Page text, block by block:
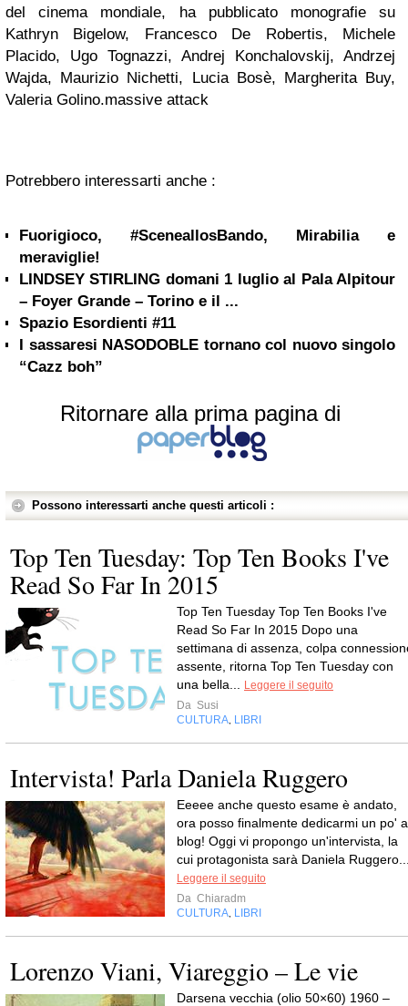
del cinema mondiale, ha pubblicato monografie su
Kathryn Bigelow, Francesco De Robertis, Michele
Placido, Ugo Tognazzi, Andrej Konchalovskij, Andrzej
Wajda, Maurizio Nichetti, Lucia Bosè, Margherita Buy,
Valeria Golino.massive attack
Potrebbero interessarti anche :
Fuorigioco, #SceneallosBando, Mirabilia e
meraviglie!
LINDSEY STIRLING domani 1 luglio al Pala Alpitour
– Foyer Grande – Torino e il ...
Spazio Esordienti #11
I sassaresi NASODOBLE tornano col nuovo singolo
“Cazz boh”
Ritornare alla prima pagina di
Possono interessarti anche questi articoli :
Top Ten Tuesday: Top Ten Books I've
Read So Far In 2015
Top Ten Tuesday Top Ten Books I've
Read So Far In 2015 Dopo una
settimana di assenza, colpa
assente, ritorna Top Ten Tuesday con
una bella...
Leggere il seguito
Da Susi
CULTURA LIBRI
Intervista! Parla Daniela Ruggero
Eeeee anche questo esame è andato,
ora posso finalmente dedicarmi un po'
blog! Oggi vi propongo un'intervista, la
cui protagonista sarà Daniela
Leggere il seguito
Da Chiaradm
CULTURA LIBRI
Lorenzo Viani, Viareggio – Le vie
Darsena vecchia (olio 50×60) 1960 –